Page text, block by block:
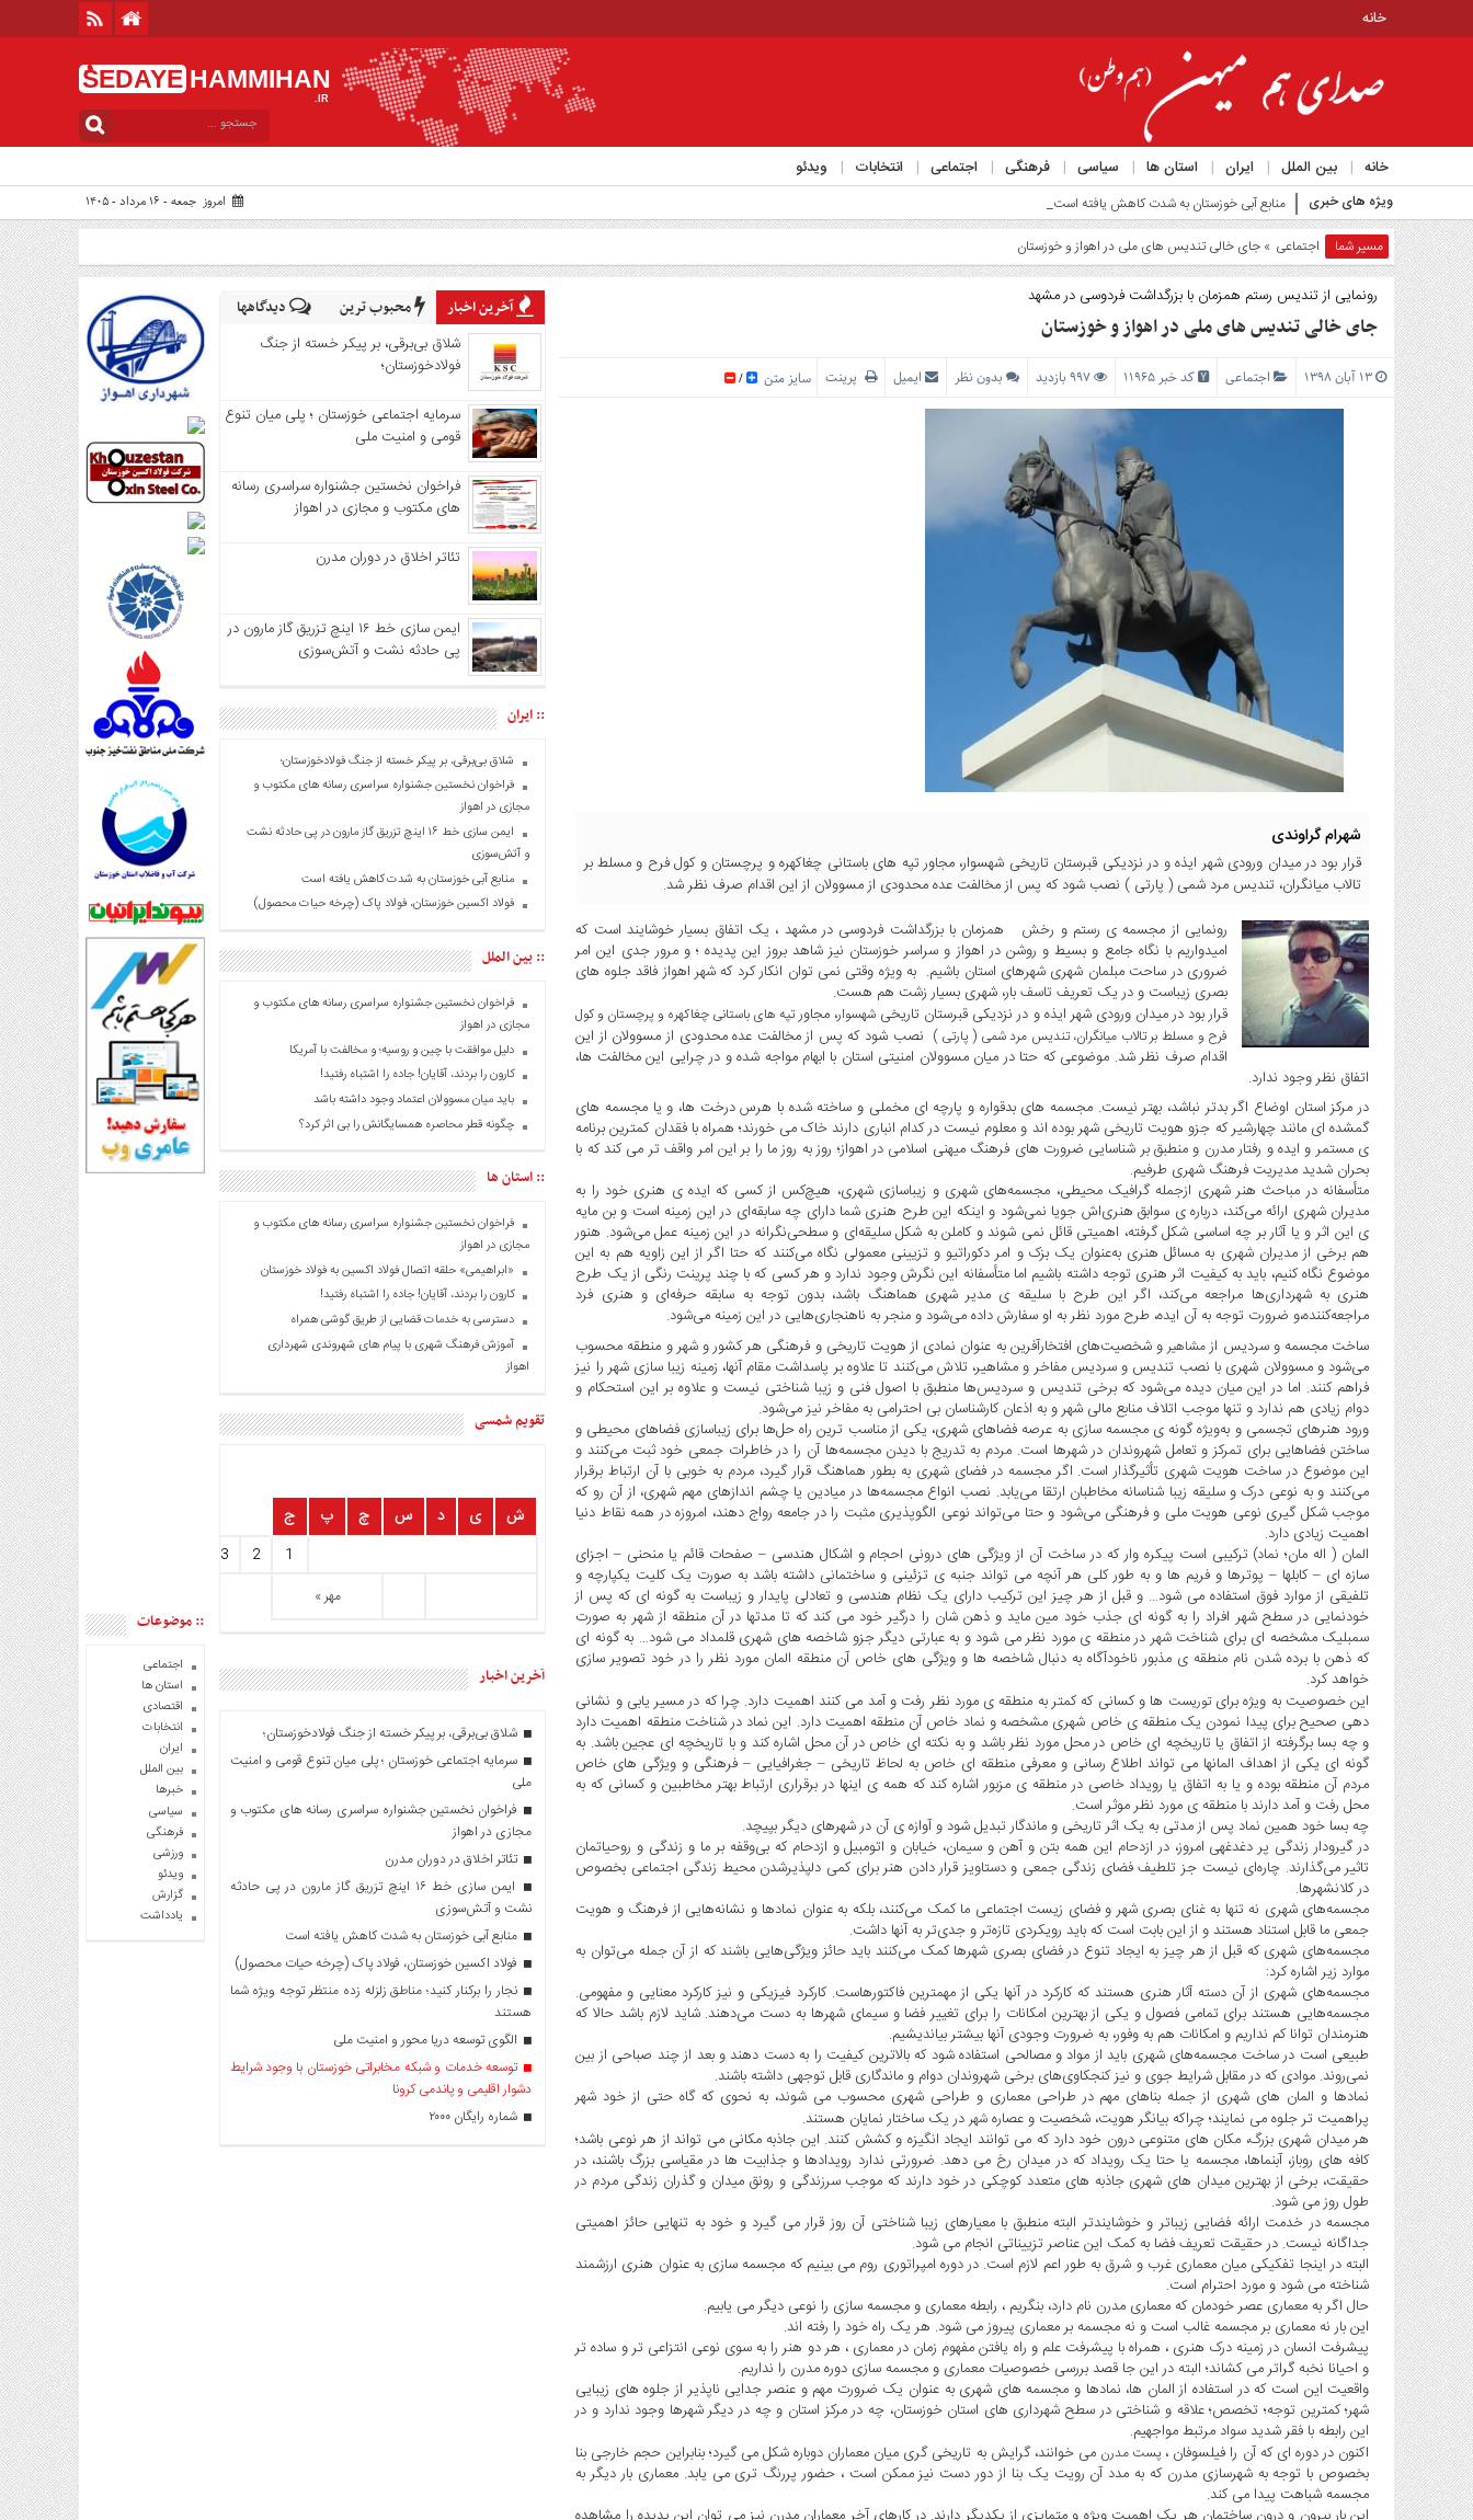
خانه
ُSEDAYE HAMMIHAN
.IR
خانه بین الملل ایران استان ها سیاسی فرهنگی اجتماعی انتخابات ویدئو
خانه
منوی
خانه
بین
الملل
ایران
استان
ها
سیاسی
فرهنگی
اجتماعی
انتخابات
ویدئو
دسترسی
سریع
استخدام
ارسال
خبر
شرایط
استفاده
ثبت
نام
ورود
به
سایت
اخبار
سایت
ایران
اجتماعی
سیاسی
فرهنگی
ورزشی
بین
الملل
گزارش
یادداشت
چند
رسانه
ویدئو
گزارش
یادداشت
ویژه های خبری منابع آبی خوزستان به شدت کاهش یافته است_ امروز جمعه - ۱۶ مرداد - ۱۴۰۵
مسیر شما اجتماعی » جای خالی تندیس های ملی در اهواز و خوزستان
رونمایی از تندیس رستم همزمان با بزرگداشت فردوسی در مشهد
جای خالی تندیس های ملی در اهواز و خوزستان
اجتماعی کد خبر 11965 بدون نظر ایمیل پرینت سایز متن /
شهرام گراوندی
قرار بود در میدان ورودی شهر ایذه و در نزدیکی قبرستان تاریخی شهسوار، مجاور تپه های باستانی چغاکهره و پرچستان و کول فرح و مسلط بر
تالاب میانگران، تندیس مرد شمی ( پارتی ) نصب شود که پس از مخالفت عده محدودی از مسوولان از این اقدام صرف نظر شد.
رونمایی از مجسمه ی رستم و رخش همزمان با بزرگداشت فردوسی در مشهد ، یک اتفاق بسیار خوشایند است که
امیدواریم با نگاه جامع و بسیط و روشن در اهواز و سراسر خوزستان نیز شاهد بروز این پدیده ؛ و مرور جدی این امر
ضروری در ساحت مبلمان شهری شهرهای استان باشیم. به ویژه وقتی نمی توان انکار کرد که شهر اهواز فاقد جلوه های
بصری زیباست و در یک تعریف تاسف بار، شهری بسیار زشت هم هست.
قرار بود در میدان ورودی شهر ایذه و در نزدیکی قبرستان تاریخی شهسوار، مجاورتپه های باستانی چغاکهره و پرچستان و کول
فرح و مسلط بر تالاب میانگران، تندیس مرد شمی ( پارتی ) نصب شود که پس از مخالفت عده محدودی از مسوولان از این
اقدام صرف نظر شد. موضوعی که حتا در میان مسوولان امنیتی استان با ابهام مواجه شده و در چرایی این مخالفت ها،
اتفاق نظر وجود ندارد.
در مرکز استان اوضاع اگر بدتر نباشد، بهتر نیست. مجسمه های بدقواره و پارچه ای مخملی و ساخته شده با هرس درخت ها، و یا مجسمه های
گمشده ای مانند چهارشیر که جزو هویت تاریخی شهر بوده اند و معلوم نیست در کدام انباری دارند خاک می خورند؛ همراه با فقدان کمترین برنامه
ی مستمر و ایده و رفتار مدرن و منطبق بر شناسایی ضرورت های فرهنگ میهنی اسلامی در اهواز؛ روز به روز ما را بر این امر واقف تر می کند که با
بحران شدید مدیریت فرهنگ شهری طرفیم.
متأسفانه در مباحث هنر شهری ازجمله گرافیک محیطی، مجسمه‌های شهری و زیباسازی شهری، هیچ‌کس از کسی که ایده ی هنری خود را به
مدیران شهری ارائه می‌کند، درباره ی سوابق هنری‌اش جویا نمی‌شود و اینکه این طرح هنری شما دارای چه سابقه‌ای در این زمینه است و بن مایه
ی این اثر و یا آثار بر چه اساسی شکل گرفته، اهمیتی قائل نمی شوند و کاملن به شکل سلیقه‌ای و سطحی‌نگرانه در این زمینه عمل می‌شود. هنور
هم برخی از مدیران شهری به مسائل هنری به‌عنوان یک بزک و امر دکوراتیو و تزیینی معمولی نگاه می‌کنند که حتا اگر از این زاویه هم به این
موضوع نگاه کنیم، باید به کیفیت اثر هنری توجه داشته باشیم اما متأسفانه این نگرش وجود ندارد و هر کسی که با چند پرینت رنگی از یک طرح
هنری به شهرداری‌ها مراجعه می‌کند، اگر این طرح با سلیقه ی مدیر شهری هماهنگ باشد، بدون توجه به سابقه حرفه‌ای و هنری فرد
مراجعه‌کننده،و ضرورت توجه به آن ایده، طرح مورد نظر به او سفارش داده می‌شود و منجر به ناهنجاری‌هایی در این زمینه می‌شود.
ساخت مجسمه و سردیس ازمشاهیرو شخصیت‌های افتخارآفرین به عنوان نمادی از هویت تاریخی و فرهنگی هر کشور و شهر و منطقه محسوب
می‌شود و مسوولان شهری با نصب تندیس و سردیس مفاخر و مشاهیر، تلاش می‌کنند تا علاوه بر پاسداشت مقام آنها، زمینه زیبا سازی شهر را نیز
فراهم کنند. اما در این میان دیده می‌شود که برخی تندیس و سردیس‌ها منطبق با اصول فنی و زیبا شناختی نیست و علاوه بر این استحکام و
دوام زیادی هم ندارد و تنها موجب اتلاف منابع مالی شهر و به اذعان کارشناسان بی احترامی به مفاخر نیز می‌شود.
ورود هنرهای تجسمی و به‌ویژه گونه ی مجسمه سازی به عرصه فضاهای شهری، یکی از مناسب ترین راه حل‌ها برای زیباسازی فضاهای محیطی و
ساختن فضاهایی برای تمرکز و تعامل شهروندان در شهرها است. مردم به تدریج با دیدن مجسمه‌ها آن را در خاطرات جمعی خود ثبت می‌کنند و
این موضوع در ساخت هویت شهری تأثیرگذار است. اگر مجسمه در فضای شهری به بطور هماهنگ قرار گیرد، مردم به خوبی با آن ارتباط برقرار
می‌کنند و به نوعی درک و سلیقه زیبا شناسانه مخاطبان ارتقا می‌یابد. نصب انواع مجسمه‌ها در میادین یا چشم اندازهای مهم شهری، از آن رو که
موجب شکل گیری نوعی هویت ملی و فرهنگی می‌شود و حتا می‌تواند نوعی الگوپذیری مثبت را در جامعه رواج دهند، امروزه در همه نقاط دنیا
اهمیت زیادی دارد.
المان ( اله مان؛ نماد) ترکیبی است پیکره وار که در ساخت آن از ویژگی های درونی احجام و اشکال هندسی – صفحات قائم یا منحنی – اجزای
سازه ای – کابلها – پوترها و فریم ها و به طور کلی هر آنچه می تواند جنبه ی تزئینی و ساختمانی داشته باشد به صورت یک کلیت یکپارچه و
تلفیقی از موارد فوق استفاده می شود… و قبل از هر چیز این ترکیب دارای یک نظام هندسی و تعادلی پایدار و زیباست به گونه ای که پس از
خودنمایی در سطح شهر افراد را به گونه ای جذب خود مین ماید و ذهن شان را درگیر خود می کند که تا مدتها در آن منطقه از شهر به صورت
سمبلیک مشخصه ای برای شناخت شهر در منطقه ی مورد نظر می شود و به عبارتی دیگر جزو شاخصه های شهری قلمداد می شود… به گونه ای
که ذهن با برده شدن نام منطقه ی مذبور ناخودآگاه به دنبال شاخصه ها و ویژگی های خاص آن منطقه المان مورد نظر را در خود تصویر سازی
خواهد کرد.
این خصوصیت به ویژه برایتوریست ها و کسانی که کمتر به منطقه ی مورد نظر رفت و آمد می کنند اهمیت دارد. چرا که در مسیر یابی و نشانی
دهی صحیح برای پیدا نمودن یک منطقه ی خاص شهری مشخصه و نماد خاص آن منطقه اهمیت دارد. این نماد در شناخت منطقه اهمیت دارد
و چه بسا برگرفته از اتفاق یا تاریخچه ای خاص در محل مورد نظر باشد و به نکته ای خاص در آن محل اشاره کند و با تاریخچه ای عجین باشد. به
گونه ای یکی از اهداف المانها می تواند اطلاع رسانی و معرفی منطقه ای خاص به لحاظ تاریخی – جغرافیایی – فرهنگی و ویژگی های خاص
مردم آن منطقه بوده و یا به اتفاق یا رویداد خاصی در منطقه ی مزبور اشاره کند که همه ی اینها در برقراری ارتباط بهتر مخاطبین و کسانی که به
محل رفت و آمد دارند با منطقه ی مورد نظر موثر است.
چه بسا خود همین نماد پس از مدتی به یک اثر تاریخی و ماندگار تبدیل شود و آوازه ی آن در شهرهای دیگر بپیچد.
در گیرودار زندگی پر دغدغهی امروز، در ازدحام این همه بتن و آهن و سیمان، خیابان و اتومبیل و ازدحام که بی‌وقفه بر ما و زندگی و روحیاتمان
تاثیر می‌گذارند. چاره‌ای نیست جز تلطیف فضای زندگی جمعی و دستاویز قرار دادن هنر برای کمی دلپذیر‌شدن محیط زندگی اجتماعی بخصوص
در کلانشهرها.
مجسمه‌های شهری نه تنها به غنای بصری شهر و فضای زیست اجتماعی ما کمک می‌کنند، بلکه به عنوان نمادها و نشانه‌هایی از فرهنگ و هویت
جمعی ما قابل استناد هستند و از این بابت است که باید رویکردی تازه‌تر و جدی‌تر به آنها داشت.
مجسمه‌های شهری که قبل از هر چیز به ایجاد تنوع در فضای بصری شهرها کمک می‌کنند باید حائز ویژگی‌هایی باشند که از آن جمله می‌توان به
موارد زیر اشاره کرد:
مجسمه‌های شهری از آن دسته آثار هنری هستند که کارکرد در آنها یکی از مهمترین فاکتورهاست. کارکرد فیزیکی و نیز کارکرد معنایی و مفهومی.
مجسمه‌هایی هستند برای تمامی فصول و یکی از بهترین امکانات را برای تغییر فضا و سیمای شهرها به دست می‌دهند. شاید لازم باشد حالا که
هنرمندان توانا کم نداریم و امکانات هم به وفور، به ضرورت وجودی آنها بیشتر بیاندیشیم.
طبیعی است در ساخت مجسمه‌های شهری باید از مواد و مصالحی استفاده شود که بالاترین کیفیت را به دست دهند و بعد از چند صباحی از بین
نمی‌روند. موادی که در مقابل شرایط جوی و نیز کنجکاوی‌های برخی شهروندان دوام و ماندگاری قابل توجهی داشته باشند.
نمادها و المان های شهری از جمله بناهای مهم در طراحی معماری و طراحی شهری محسوب می شوند، به نحوی که گاه حتی از خود شهر
پراهمیت تر جلوه می نمایند؛ چراکه بیانگر هویت، شخصیت و عصاره شهردر یک ساختار نمایان هستند.
هر میدان شهری بزرگ، مکان های متنوعی درون خود دارد که می توانند ایجاد انگیزه و کشش کنند. این جاذبه مکانی می تواند از هر نوعی باشد؛
کافه های روباز، آبنماها، مجسمه یا حتا یک رویداد که در میدان رخ می دهد. ضرورتی ندارد رویدادها و جذابیت ها در مقیاسی بزرگ باشند، در
حقیقت، برخی از بهترین میدان های شهری جاذبه های متعدد کوچکی در خود دارند که موجب سرزندگی و رونق میدان و گذران زندگی مردم در
طول روز می شود.
مجسمه در خدمت ارائه فضایی زیباتر و خوشایندتر البته منطبق با معیارهای زیبا شناختی آن روز قرار می گیرد و خود به تنهایی حائز اهمیتی
جداگانه نیست. در حقیقت تعریف فضا به کمک این عناصر تزییناتی انجام می شود.
البته در اینجا تفکیکی میان معماری غرب و شرق به طور اعم لازم است. در دوره امپراتوری روم می بینیم که مجسمه سازی به عنوان هنری ارزشمند
شناخته می شود و مورد احترام است.
حال اگر به معماری عصر خودمان که معماری مدرن نام دارد، بنگریم ، رابطه معماری و مجسمه سازی را نوعی دیگر می یابیم.
این بار نه معماری بر مجسمه غالب است و نه مجسمه بر معماری پیروز می شود. هر یک راه خود را رفته اند.
پیشرفت انسان در زمینه درک هنری ، همراه با پیشرفت علم و راه یافتن مفهوم زمان در معماری ، هر دو هنر را به سوی نوعی انتزاعی تر و ساده تر
و احیانا نخبه گراتر می کشاند؛ البته در این جا قصد بررسی خصوصیات معماری و مجسمه سازی دوره مدرن را نداریم.
واقعیت این است که در استفاده از المان ها، نمادها و مجسمه های شهری به عنوان یک ضرورت مهم و عنصر جدایی ناپذیر از جلوه های زیبایی
شهر؛ کمترین توجه؛ تخصص؛ علاقه و شناختی در سطح شهرداری های استان خوزستان، چه در مرکز استان و چه در دیگر شهرها وجود ندارد و در
این رابطه با فقر شدید سواد مرتبط مواجهیم.
اکنون در دوره ای که آن را فیلسوفان ، پست مدرن می خوانند، گرایش به تاریخی گری میان معماران دوباره شکل می گیرد؛ بنابراین حجم خارجی بنا
بخصوص با توجه به شهرسازی مدرن که به مدد آن رویت یک بنا از دور دست نیز ممکن است ، حضور پررنگ تری می یابد. معماری بار دیگر به
مجسمه شباهت پیدا می کند.
آخرین اخبار محبوب ترین
دیدگاهها
شلاق‌ بی‌برقی، بر پیکر خسته‌ از جنگ
فولادخوزستان؛
سرمایه اجتماعی خوزستان ؛ پلی میان تنوع
قومی و امنیت ملی
فراخوان نخستین جشنواره سراسری رسانه
های مکتوب و مجازی در اهواز
تئاتر اخلاق در دوران مدرن
ایمن سازی خط ۱۶ اینچ تزریق گاز مارون در
پی حادثه نشت و آتش‌سوزی
:: ایران
شلاق‌ بی‌برقی، بر پیکر خسته‌ از جنگ فولادخوزستان؛
فراخوان نخستین جشنواره سراسری رسانه های مکتوب و
مجازی در اهواز
ایمن سازی خط ۱۶ اینچ تزریق گاز مارون در پی حادثه نشت
و آتش‌سوزی
منابع آبی خوزستان به شدت کاهش یافته است
فولاد اکسین خوزستان، فولاد پاک (چرخه حیات محصول)
:: بین الملل
فراخوان نخستین جشنواره سراسری رسانه های مکتوب و
مجازی در اهواز
دلیل موافقت با چین و روسیه؛ و مخالفت با آمریکا
کارون را بردند، آقایان! جاده را اشتباه رفتید!
باید میان مسوولان اعتماد وجود داشته باشد
چگونه قطر محاصره همسایگانش را بی اثر کرد؟
:: استان ها
فراخوان نخستین جشنواره سراسری رسانه های مکتوب و
مجازی در اهواز
«ابراهیمی» حلقه اتصال فولاد اکسین به فولاد خوزستان
کارون را بردند، آقایان! جاده را اشتباه رفتید!
دسترسی به خدمات قضایی از طریق گوشی همراه
آموزش فرهنگ شهری با پیام های شهروندی شهرداری
اهواز
تقویم شمسی
ش ی د س چ پ ج
مهر »
1
2
3
8
9
آخرین اخبار
شلاق‌ بی‌برقی، بر پیکر خسته‌ از جنگ فولادخوزستان؛
سرمایه اجتماعی خوزستان ؛ پلی میان تنوع قومی و امنیت
ملی
فراخوان نخستین جشنواره سراسری رسانه های مکتوب و
مجازی در اهواز
تئاتر اخلاق در دوران مدرن
ایمن سازی خط ۱۶ اینچ تزریق گاز مارون در پی حادثه
نشت و آتش‌سوزی
منابع آبی خوزستان به شدت کاهش یافته است
فولاد اکسین خوزستان، فولاد پاک (چرخه حیات محصول)
نجار را برکنار کنید؛ مناطق زلزله زده منتظر توجه ویژه شما
هستند
الگوی توسعه دریا محور و امنیت ملی
توسعه خدمات و شبکه مخابراتی خوزستان با وجود شرایط
دشوار اقلیمی و پاندمی کرونا
شماره رایگان ۲۰۰۰
:: موضوعات
اجتماعی
استان ها
اقتصادی
انتخابات
ایران
بین الملل
خبرها
سیاسی
فرهنگی
ورزشی
ویدئو
گزارش
یادداشت